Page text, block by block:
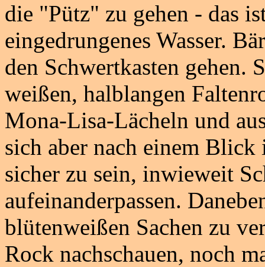
die "Pütz" zu gehen - das
eingedrungenes Wasser.
den Schwertkasten gehen.
weißen, halblangen
Mona-Lisa-Lächeln und
sich aber nach einem
sicher zu sein, inwieweit
aufeinanderpassen.
blütenweißen Sachen zu
Rock nachschauen, noch